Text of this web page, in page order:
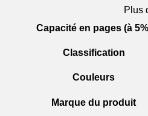
Plus
Capacité en pages (à
Classification
Couleurs
Marque du produit